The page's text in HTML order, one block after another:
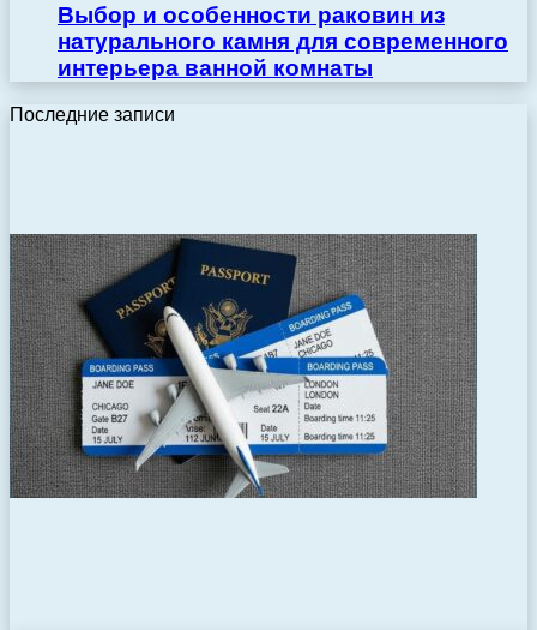
Выбор и особенности раковин из
натурального камня для современного
интерьера ванной комнаты
Последние записи